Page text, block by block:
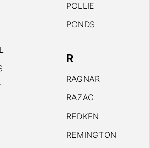
POLLIE
PONDS
R
RAGNAR
RAZAC
REDKEN
REMINGTON